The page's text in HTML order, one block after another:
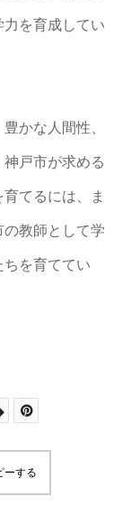
を育成してい
かな人間性、
戸市が求める
てるには、ま
教師として学
を育ててい
ーする